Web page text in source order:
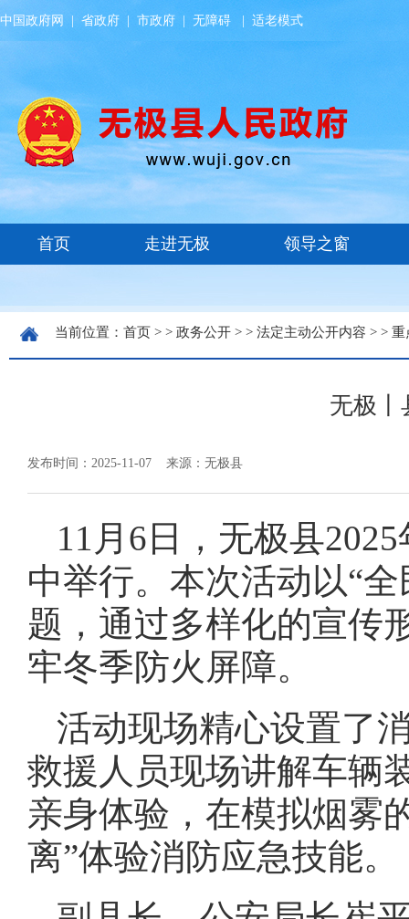
中国政府网 省政府 市政府 无障碍 适老模式
当前位置： 首页 > > 政务公开 > > 法定主动公开内容 > > 重
无极丨
发布时间：2025-11-07 来源：无极县
11月6日，无极县
中举行。本次活动以“
题，通过多样化的宣传
牢冬季防火屏障。
活动现场精心设置了
救援人员现场讲解车辆
亲身体验，在模拟烟雾
离”体验消防应急技能。